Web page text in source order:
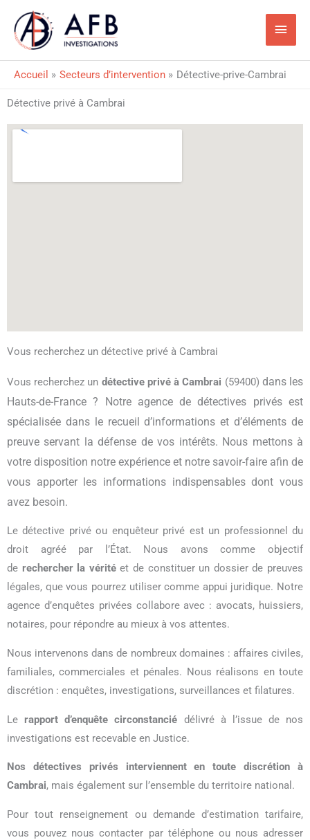
contenu
Accueil Secteurs d’intervention Détective-prive-Cambrai
Détective privé à Cambrai
Vous recherchez un détective privé à Cambrai
Vous recherchez un détective privé à Cambrai (59400) dans les
Hauts-de-France ? Notre agence de détectives privés est
spécialisée dans le recueil d’informations et d’éléments de
preuve servant la défense de vos intérêts. Nous mettons à
votre disposition notre expérience et notre savoir-faire afin de
vous apporter les informations indispensables dont vous
avez besoin.
Le détective privé ou enquêteur privé est un professionnel du
droit agréé par l’État. Nous avons comme objectif
de rechercher la véritéet de constituer un dossier de preuves
légales, que vous pourrez utiliser comme appui juridique. Notre
agence d’enquêtes privées collabore avec : avocats, huissiers,
notaires, pour répondre au mieux à vos attentes.
Nous intervenons dans de nombreux domaines : affaires civiles,
familiales, commerciales et pénales. Nous réalisons en toute
discrétion : enquêtes, investigations, surveillances et filatures.
Le rapport d’enquête circonstancié délivré à l’issue de nos
investigations est recevable en Justice.
Nos détectives privés interviennent en toute discrétion à
Cambrai, mais également sur l’ensemble du territoire national.
Pour tout renseignement ou demande d’estimation tarifaire,
vous pouvez nous contacter par téléphone ou nous adresser